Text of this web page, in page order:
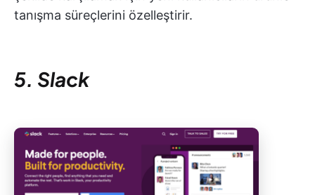
tanışma süreçlerini özelleştirir.
5. Slack